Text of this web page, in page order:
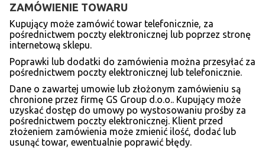
ZAMÓWIENIE TOWARU
Kupujący może zamówić towar telefonicznie, za
pośrednictwem poczty elektronicznej lub poprzez stronę
internetową sklepu.
Poprawki lub dodatki do zamówienia można przesyłać za
pośrednictwem poczty elektronicznej lub telefonicznie.
Dane o zawartej umowie lub złożonym zamówieniu są
chronione przez firmę GS Group d.o.o.. Kupujący może
uzyskać dostęp do umowy po wystosowaniu prośby za
pośrednictwem poczty elektronicznej. Klient przed
złożeniem zamówienia może zmienić ilość, dodać lub
usunąć towar, ewentualnie poprawić błędy.